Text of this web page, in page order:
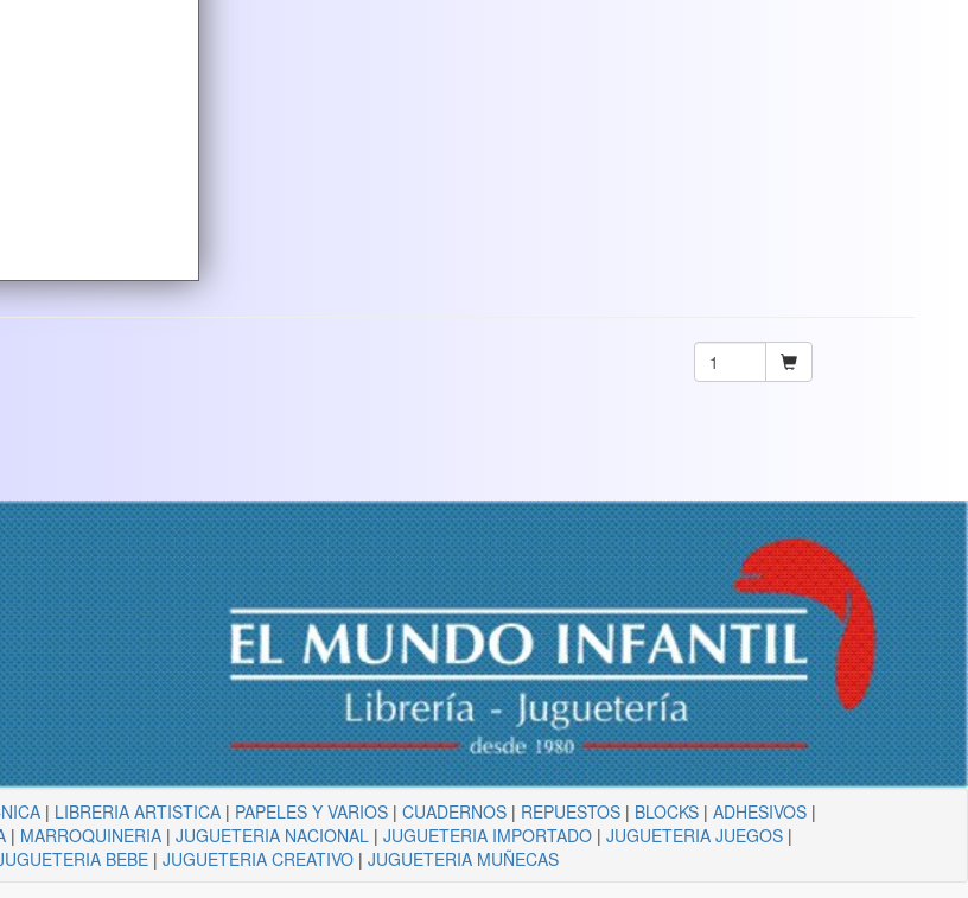
| LIBRERIA ARTISTICA | PAPELES Y VARIOS |CUADERNOS | REPUESTOS | BLOCKS |ADHESIVOS |
| MARROQUINERIA| JUGUETERIA NACIONAL | JUGUETERIA IMPORTADO| JUGUETERIA JUEGOS|
BEBE| JUGUETERIA CREATIVO| JUGUETERIA MUÑECAS